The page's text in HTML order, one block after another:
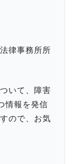
律事務所所
いて、障害
情報を発信
ので、お気